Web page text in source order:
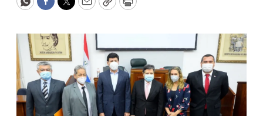
WhatsApp
Facebook
Twitter
EmailCopyPrint